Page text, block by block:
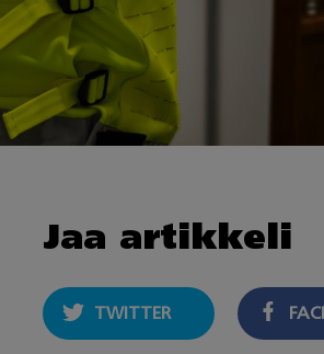
Jaa artikkeli
TWITTER